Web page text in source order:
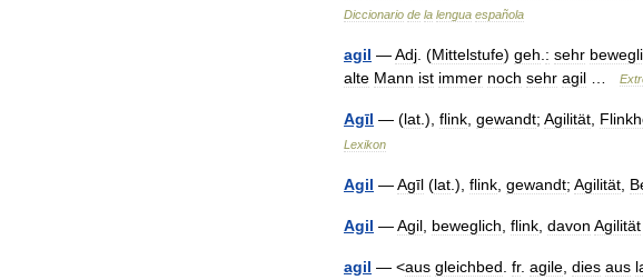
Diccionario de la lengua española
agil —Adj . (Mittelstufe) geh : sehr
alte Mann ist immer noch sehr agil
Agīl — (lat .), flink gewandt; Agilität
Lexikon
Agil —Agīl (lat .), flink gewandt; Agilität
Agil —Agil beweglich flink davon Agilität
agil — <aus gleichbed fr. agile dies aus